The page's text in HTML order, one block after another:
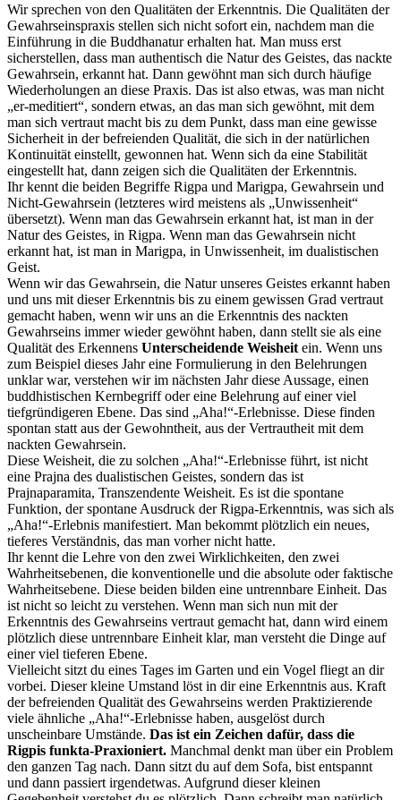
Wir sprechen von den Qualitäten der Erkenntnis. Die Qualitäten der
Gewahrseinspraxis stellen sich nicht sofort ein, nachdem man die
Einführung in die Buddhanatur erhalten hat. Man muss erst
sicherstellen, dass man authentisch die Natur des Geistes, das nackte
Gewahrsein, erkannt hat. Dann gewöhnt man sich durch häufige
Wiederholungen an diese Praxis. Das ist also etwas, was man nicht
„er-meditiert“, sondern etwas, an das man sich gewöhnt, mit dem
man sich vertraut macht bis zu dem Punkt, dass man eine gewisse
Sicherheit in der befreienden Qualität, die sich in der natürlichen
Kontinuität einstellt, gewonnen hat. Wenn sich da eine Stabilität
eingestellt hat, dann zeigen sich die Qualitäten der Erkenntnis.
Ihr kennt die beiden Begriffe Rigpa und Marigpa, Gewahrsein und
Nicht-Gewahrsein (letzteres wird meistens als „Unwissenheit“
übersetzt). Wenn man das Gewahrsein erkannt hat, ist man in der
Natur des Geistes, in Rigpa. Wenn man das Gewahrsein nicht
erkannt hat, ist man in Marigpa, in Unwissenheit, im dualistischen
Geist.
Wenn wir das Gewahrsein, die Natur unseres Geistes erkannt haben
und uns mit dieser Erkenntnis bis zu einem gewissen Grad vertraut
gemacht haben, wenn wir uns an die Erkenntnis des nackten
Gewahrseins immer wieder gewöhnt haben, dann stellt sie als eine
Qualität des Erkennens Unterscheidende Weisheit ein. Wenn uns
zum Beispiel dieses Jahr eine Formulierung in den Belehrungen
unklar war, verstehen wir im nächsten Jahr diese Aussage, einen
buddhistischen Kernbegriff oder eine Belehrung auf einer viel
tiefgründigeren Ebene. Das sind „Aha!“-Erlebnisse. Diese finden
spontan statt aus der Gewohntheit, aus der Vertrautheit mit dem
nackten Gewahrsein.
Diese Weisheit, die zu solchen „Aha!“-Erlebnisse führt, ist nicht
eine Prajna des dualistischen Geistes, sondern das ist
Prajnaparamita, Transzendente Weisheit. Es ist die spontane
Funktion, der spontane Ausdruck der Rigpa-Erkenntnis, was sich als
„Aha!“-Erlebnis manifestiert. Man bekommt plötzlich ein neues,
tieferes Verständnis, das man vorher nicht hatte.
Ihr kennt die Lehre von den zwei Wirklichkeiten, den zwei
Wahrheitsebenen, die konventionelle und die absolute oder faktische
Wahrheitsebene. Diese beiden bilden eine untrennbare Einheit. Das
ist nicht so leicht zu verstehen. Wenn man sich nun mit der
Erkenntnis des Gewahrseins vertraut gemacht hat, dann wird einem
plötzlich diese untrennbare Einheit klar, man versteht die Dinge auf
einer viel tieferen Ebene.
Vielleicht sitzt du eines Tages im Garten und ein Vogel fliegt an dir
vorbei. Dieser kleine Umstand löst in dir eine Erkenntnis aus. Kraft
der befreienden Qualität des Gewahrseins werden Praktizierende
viele ähnliche „Aha!“-Erlebnisse haben, ausgelöst durch
unscheinbare Umstände. Das ist ein Zeichen dafür, dass die
Rigpis funkta-Praxioniert. Manchmal denkt man über ein Problem
den ganzen Tag nach. Dann sitzt du auf dem Sofa, bist entspannt
und dann passiert irgendetwas. Aufgrund dieser kleinen